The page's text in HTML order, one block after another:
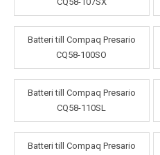
Batteri till Compaq Presario
CQ58-100SO
Batteri till Compaq Presario
CQ58-110SL
Batteri till Compaq Presario